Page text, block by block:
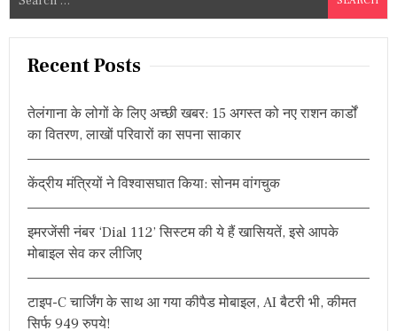
a
Recent Posts
तेलंगाना के लोगों के लिए अच्छी खबर: 15 अगस्त को नए राशन कार्डों
का वितरण, लाखों परिवारों का सपना साकार
केंद्रीय मंत्रियों ने विश्वासघात किया: सोनम वांगचुक
इमरजेंसी नंबर ‘Dial 112’ सिस्टम की ये हैं खासियतें, इसे आपके
मोबाइल सेव कर लीजिए
टाइप-C चार्जिंग के साथ आ गया कीपैड मोबाइल, AI बैटरी भी, कीमत
सिर्फ 949 रुपये!